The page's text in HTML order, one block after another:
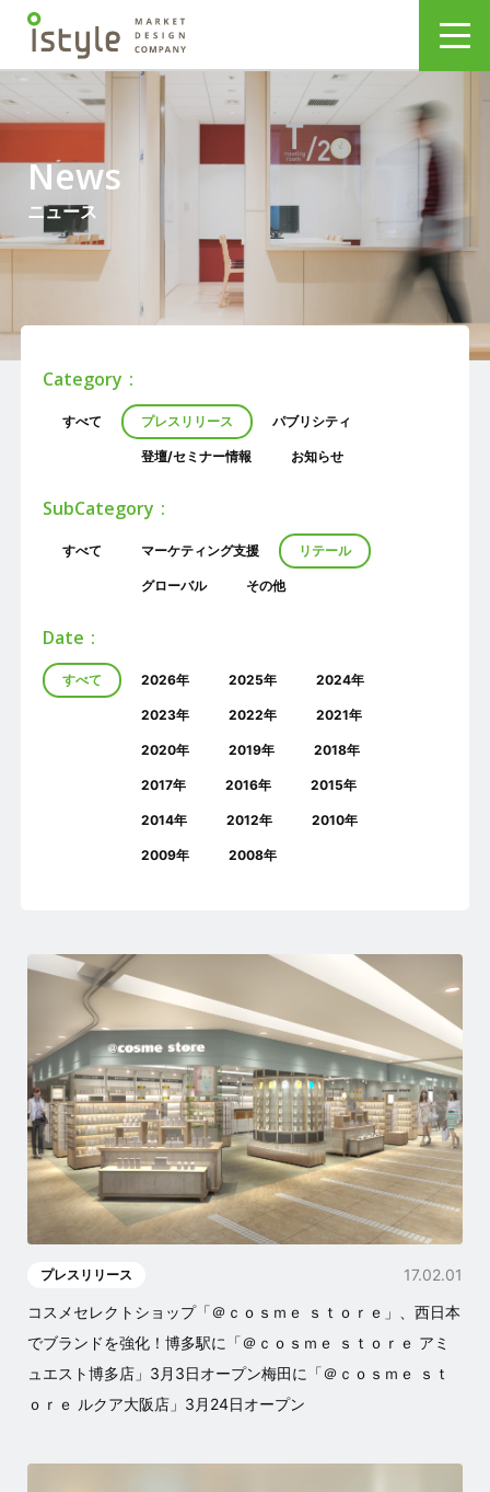
News
ニュース
Category
すべて プレスリリース パブリシティ
登壇/セミナー情報 お知らせ
SubCategory
すべて マーケティング支援 リテール
グローバル その他
Date
すべて 2026年 2025年 2024年
2023年 2022年 2021年
2020年 2019年 2018年
2017年 2016年 2015年
2014年 2012年 2010年
2009年 2008年
プレスリリース
17.02.01
コスメセレクトショップ「＠ｃｏｓｍｅ ｓｔｏｒｅ」、西日本
でブランドを強化！博多駅に「＠ｃｏｓｍｅ ｓｔｏｒｅ アミ
ュエスト博多店」3月3日オープン梅田に「＠ｃｏｓｍｅ ｓｔ
ｏｒｅ ルクア大阪店」3月24日オープン